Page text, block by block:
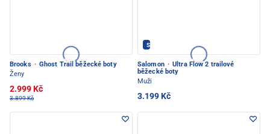
Brooks · Ghost Trail běžecké boty
Ženy
2.999 Kč
3.899 Kč
Salomon - PEC POD SNĚŽKOU
Salomon · Ultra Flow 2 trailové
běžecké boty
Muži
3.199 Kč